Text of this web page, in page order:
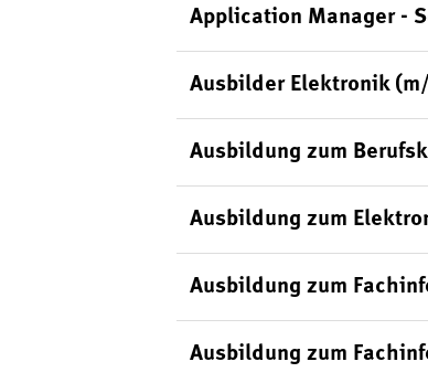
Application Manager -
Ausbilder Elektronik
Ausbildung zum
Ausbildung zum
Ausbildung zum
Ausbildung zum